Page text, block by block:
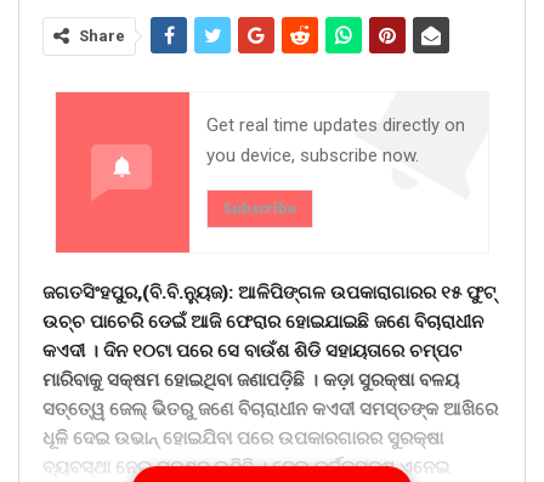
Share
Get real time updates directly on
you device, subscribe now.
Subscribe
ଜଗତସିଂହପୁର,(ବି.ବି.ନୁ୍ୟଜ): ଆଳିପିଙ୍ଗଳ ଉପକାରାଗାରର ୧୫ ଫୁଟ୍
ଉଚ୍ଚ ପାଚେରି ଡେଇଁ ଆଜି ଫେରାର ହୋଇଯାଇଛି ଜଣେ ବିଚାରାଧୀନ
କଏଦୀ । ଦିନ ୧୦ଟା ପରେ ସେ ବାଉଁଶ ଶିଡି ସହାୟତାରେ ଚମ୍ପଟ
ମାରିବାକୁ ସକ୍ଷମ ହୋଇଥିବା ଜଣାପଡ଼ିଛି । କଡ଼ା ସୁରକ୍ଷା ବଳୟ
ସତ୍ତେ୍ୱ ଜେଲ୍ ଭିତରୁ ଜଣେ ବିଚାରାଧୀନ କଏଦୀ ସମସ୍ତଙ୍କ ଆଖିରେ
ଧୂଳି ଦେଇ ଉଭାନ୍ ହୋଇଯିବା ପରେ ଉପକାରଗାରର ସୁରକ୍ଷା
ବ୍ୟବସ୍ଥା ନେଇ ପ୍ରଶ୍ନ ଉଠିଛି । ଜେଲ୍ କର୍ତ୍ତୃପକ୍ଷ ଏନେଇ